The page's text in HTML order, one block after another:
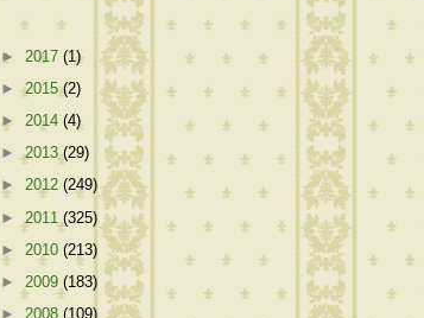
► 2017 (1)
►2015(2)
► 2014 (4)
►2013(29)
► 2012 (249)
►2011(325)
► 2010 (213)
► 2009 (183)
► 2008 (109)